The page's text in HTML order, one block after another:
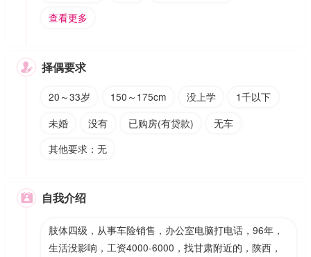
查看更多
 择偶要求
20～33岁 150～175cm 没上学
1千以下
未婚
没有 已购房(有贷款)
无车
其他要求：无
 自我介绍
肢体四级，从事车险销售，办公室电脑打电话，96年，
生活没影响，工资4000-6000，找甘肃附近的，陕西，